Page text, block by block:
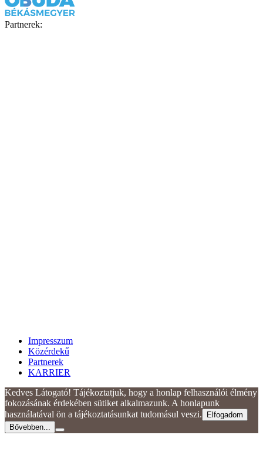
Partnerek:
Impresszum
Közérdekű
Partnerek
KARRIER
Kedves Látogató! Tájékoztatjuk, hogy a honlap felhasználói élmény
fokozásának érdekében sütiket alkalmazunk. A honlapunk
használatával ön a tájékoztatásunkat tudomásul veszi.
Elfogadom
Bővebben...